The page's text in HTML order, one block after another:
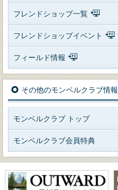
フレンドショップ一覧
フレンドショップイベント
フィールド情報
その他のモンベルクラブ情報
モンベルクラブ トップ
モンベルクラブ会員特典